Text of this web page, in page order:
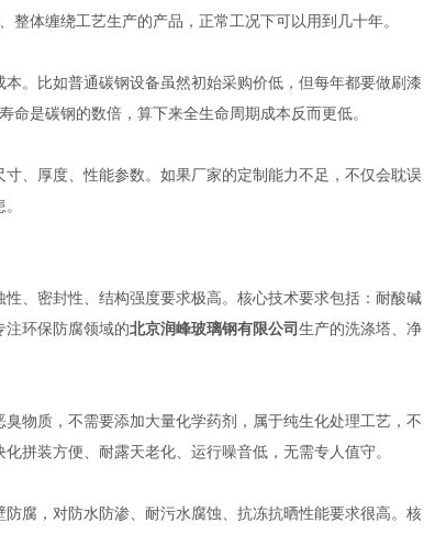
体缠绕工艺生产的产品，正常工况下可以用到几十年。
。比如普通碳钢设备虽然初始采购价低，但每年都要做刷漆
是碳钢的数倍，算下来全生命周期成本反而更低。
、厚度、性能参数。如果厂家的定制能力不足，不仅会耽误
、密封性、结构强度要求极高。核心技术要求包括：耐酸碱
注环保防腐领域的北京润峰玻璃钢有限公司生产的洗涤塔、净
物质，不需要添加大量化学药剂，属于纯生化处理工艺，不
拼装方便、耐露天老化、运行噪音低，无需专人值守。
腐，对防水防渗、耐污水腐蚀、抗冻抗晒性能要求很高。核